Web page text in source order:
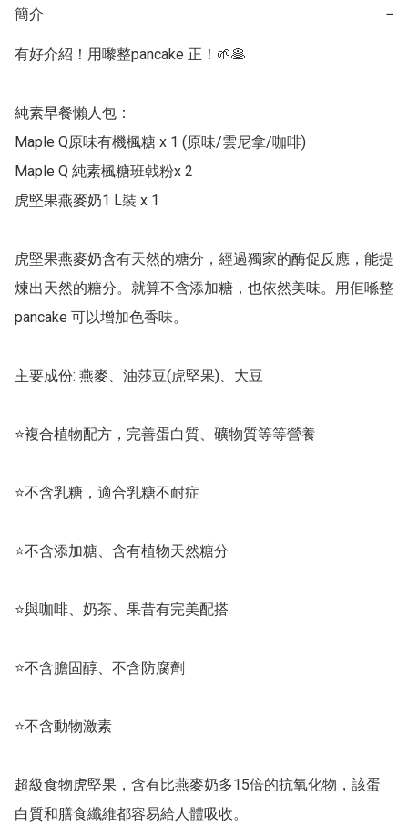
簡介 −
有好介紹！用嚟整pancake 正！🌱🥞
純素早餐懶人包：
Maple Q原味有機楓糖 x 1 (原味/雲尼拿/咖啡)
Maple Q 純素楓糖班㦸粉x 2
虎堅果燕麥奶1 L裝 x 1
虎堅果燕麥奶含有天然的糖分，經過獨家的酶促反應，能提
煉出天然的糖分。就算不含添加糖，也依然美味。用佢喺整
pancake 可以增加色香味。
主要成份: 燕麥、油莎豆(虎堅果)、大豆
⭐複合植物配方，完善蛋白質、礦物質等等營養
⭐不含乳糖，適合乳糖不耐症
⭐不含添加糖、含有植物天然糖分
⭐與咖啡、奶茶、果昔有完美配搭
⭐不含膽固醇、不含防腐劑
⭐不含動物激素
超級食物虎堅果，含有比燕麥奶多15倍的抗氧化物，該蛋
白質和膳食纖維都容易給人體吸收。